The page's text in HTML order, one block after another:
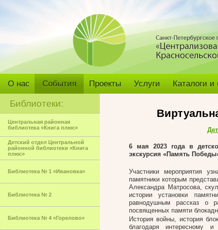
О нас События Проекты Услуги Каталоги
Библиотеки:
Центральная районная
библиотека «Книга плюс»
Детский отдел Центральной
районной библиотеки «Книга
плюс»
Библиотека № 1 «Ивановка»
Библиотека № 2
Библиотека № 4 «Горелово»
6 мая 2023 года в
экскурсия «Память
Участники мероприятия
памятники которым
Александра Матросова,
истории установки
равнодушным рассказ о
посвященных памяти
История войны, история
благодаря интересному